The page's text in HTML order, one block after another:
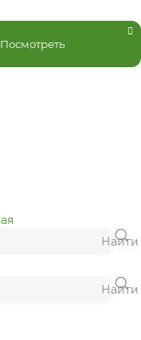
Посмотреть
Найти
Найти